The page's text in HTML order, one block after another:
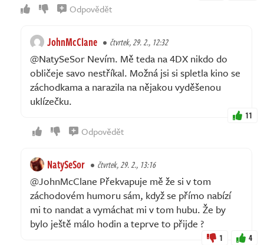
Odpovědět
JohnMcClane čtvrtek, 29. 2., 12:32
@NatySeSor Nevím. Mě teda na 4DX nikdo do
obličeje savo nestříkal. Možná jsi si spletla kino se
záchodkama a narazila na nějakou vyděšenou
uklízečku.
11
Odpovědět
NatySeSor čtvrtek, 29. 2., 13:16
@JohnMcClane Překvapuje mě že si v tom
záchodovém humoru sám, když se přímo nabízí
mi to nandat a vymáchat mi v tom hubu. Že by
bylo ještě málo hodin a teprve to přijde ?
1 4